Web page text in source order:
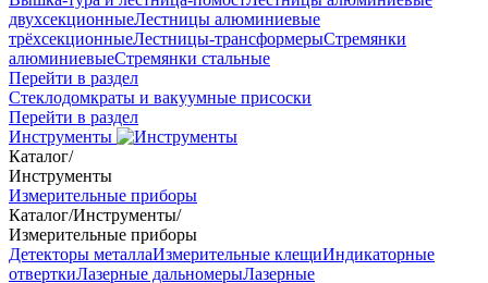
двухсекционныеЛестницы алюминиевые
трёхсекционныеЛестницы-трансформерыСтремянки
алюминиевыеСтремянки стальные
Перейти в раздел
Стеклодомкраты и вакуумные присоски
Перейти в раздел
Инструменты
Каталог/
Инструменты
Измерительные приборы
Каталог/Инструменты/
Измерительные приборы
Детекторы металлаИзмерительные клещиИндикаторные
отверткиЛазерные дальномерыЛазерные